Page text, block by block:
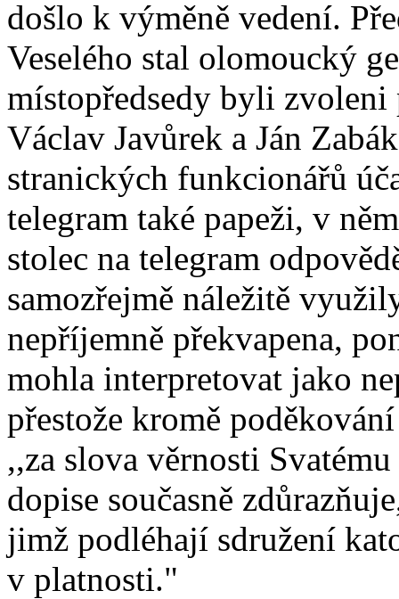
došlo k výměně vedení.
Veselého stal olomoucký
místopředsedy byli zvoleni
Václav Javůrek a Ján
stranických funkcionářů
telegram také papeži, v
stolec na telegram
samozřejmě náležitě
nepříjemně překvapena,
mohla interpretovat jako
přestože kromě
,,za slova věrnosti
dopise současně
jimž podléhají sdružení
v platnosti."